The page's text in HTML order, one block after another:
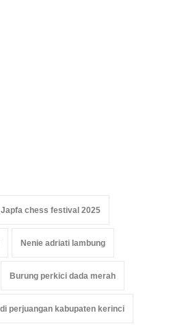
Japfa chess festival 2025
Nenie adriati lambung
Burung perkici dada merah
perjuangan kabupaten kerinci